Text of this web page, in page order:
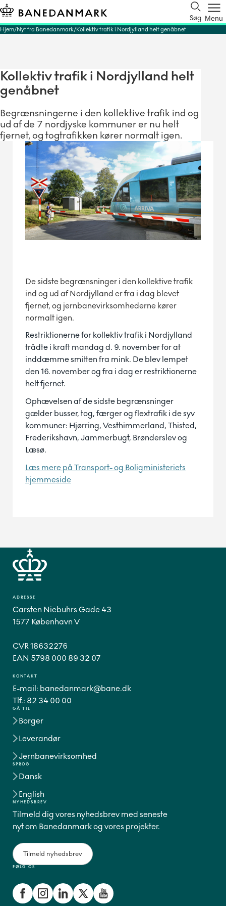
Søg Menu
Hjem Nyt fra Banedanmark Kollektiv trafik i Nordjylland helt genåbnet
Kollektiv trafik i Nordjylland helt
genåbnet
Begrænsningerne i den kollektive trafik ind og
ud af de 7 nordjyske kommuner er nu helt
fjernet, og togtrafikken kører normalt igen.
De sidste begrænsninger i den kollektive trafik
ind og ud af Nordjylland er fra i dag blevet
fjernet, og jernbanevirksomhederne kører
normalt igen.
Restriktionerne for kollektiv trafik i Nordjylland
trådte i kraft mandag d. 9. november for at
inddæmme smitten fra mink. De blev lempet
den 16. november og fra i dag er restriktionerne
helt fjernet.
Ophævelsen af de sidste begrænsninger
gælder busser, tog, færger og flextrafik i de syv
kommuner: Hjørring, Vesthimmerland, Thisted,
Frederikshavn, Jammerbugt, Brønderslev og
Læsø.
Læs mere på Transport- og Boligministeriets
hjemmeside
GÅ TIL
Borger
Leverandør
Jernbanevirksomhed
SPROG
Dansk
English
FØLG OS
ADRESSE
Carsten Niebuhrs Gade 43
1577 København V
CVR 18632276
EAN 5798 000 89 32 07
KONTAKT
E-mail: banedanmark@bane.dk
Tlf.: 82 34 00 00
NYHEDSBREV
Tilmeld dig vores nyhedsbrev med seneste
nyt om Banedanmark og vores projekter.
Tilmeld nyhedsbrev